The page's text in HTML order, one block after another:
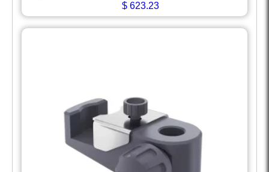
$ 623.23